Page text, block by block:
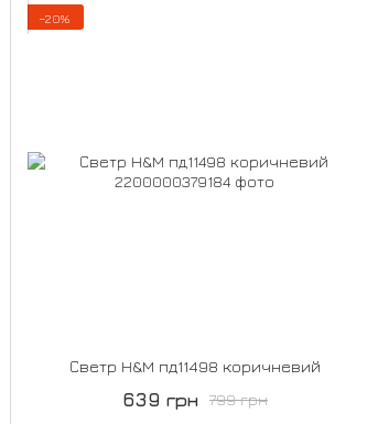
−20%
Светр H&M пд11498 коричневий
799 грн
639 грн